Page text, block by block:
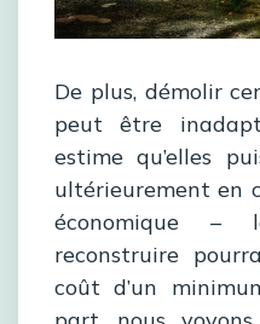
De plus, démolir
peut être
estime qu’elles
ultérieurement en
économique
reconstruire
coût d’un